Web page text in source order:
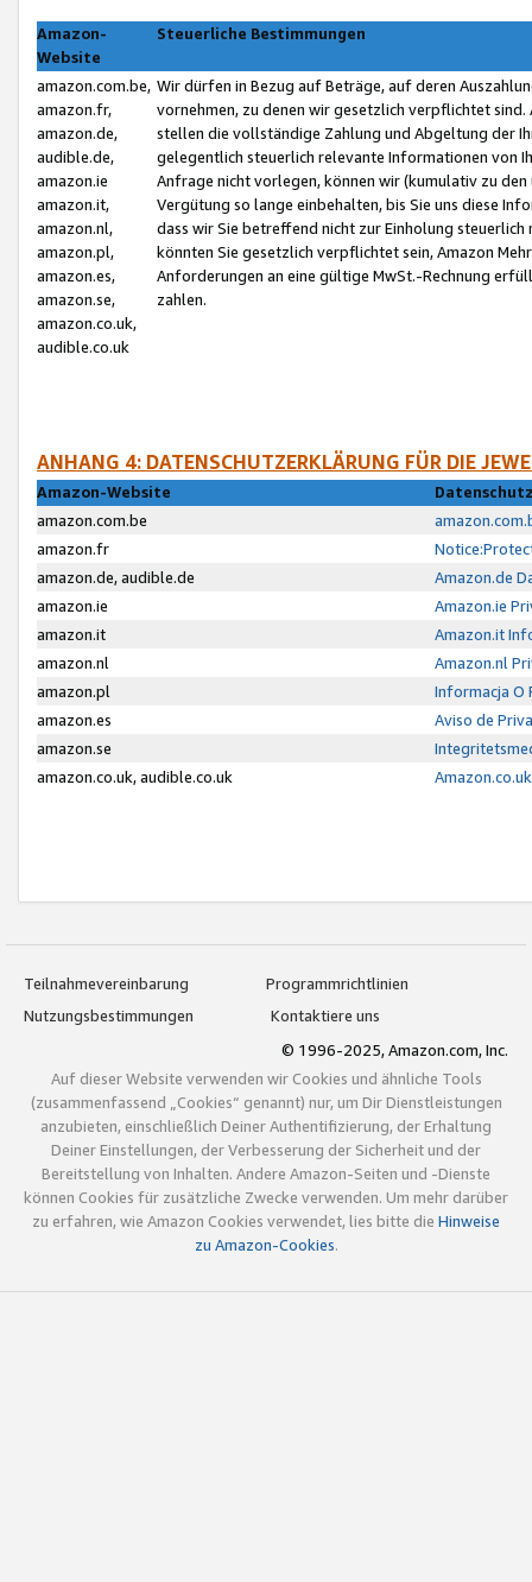
Amazon-
Website
Steuerliche Bestimmungen
amazon.com.be,
amazon.fr,
amazon.de,
audible.de,
amazon.ie
amazon.it,
amazon.nl,
amazon.pl,
amazon.es,
amazon.se,
amazon.co.uk,
audible.co.uk
Wir dürfen in Bezug auf Beträge, auf deren
vornehmen, zu denen wir gesetzlich verpflichtet
stellen die vollständige Zahlung und Abgeltung der
gelegentlich steuerlich relevante Informationen von
Anfrage nicht vorlegen, können wir (kumulativ zu
Vergütung so lange einbehalten, bis Sie uns diese
dass wir Sie betreffend nicht zur Einholung
könnten Sie gesetzlich verpflichtet sein, Amazon
Anforderungen an eine gültige MwSt.-Rechnung
zahlen.
ANHANG 4: DATENSCHUTZERKLÄRUNG FÜR DIE
Amazon-Website
amazon.com.be
amazon.fr
amazon.de, audible.de
Amazon.de
amazon.ie
Amazon.ie
amazon.it
Amazon.it
amazon.nl
Amazon.nl
amazon.pl
Informacja O
amazon.es
Aviso de
amazon.se
amazon.co.uk, audible.co.uk
Teilnahmevereinbarung
Programmrichtlinien
Nutzungsbestimmungen
Kontaktiere uns
© 1996-2025, Amazon.com, Inc.
Auf dieser Website verwenden wir Cookies und ähnliche Tools
(zusammenfassend „Cookies“ genannt) nur, um Dir Dienstleistungen
anzubieten, einschließlich Deiner Authentifizierung, der Erhaltung
Deiner Einstellungen, der Verbesserung der Sicherheit und der
Bereitstellung von Inhalten. Andere Amazon-Seiten und -Dienste
können Cookies für zusätzliche Zwecke verwenden. Um mehr darüber
zu erfahren, wie Amazon Cookies verwendet, lies bitte die Hinweise
zu Amazon-Cookies.